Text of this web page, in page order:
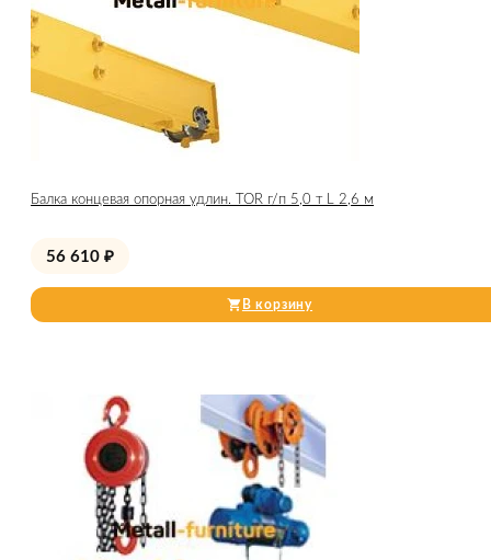
Балка концевая опорная удлин. TOR г/п 5,0 т L 2,6 м
56 610 ₽
В корзину